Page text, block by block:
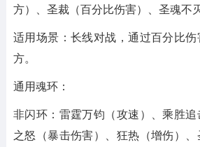
方）、圣裁（百分比伤害）、圣魂不
适用场景：长线对战，通过百分比
方。
通用魂环：
非闪环：雷霆万钧（攻速）、乘胜
之怒（暴击伤害）、狂热（增伤）、